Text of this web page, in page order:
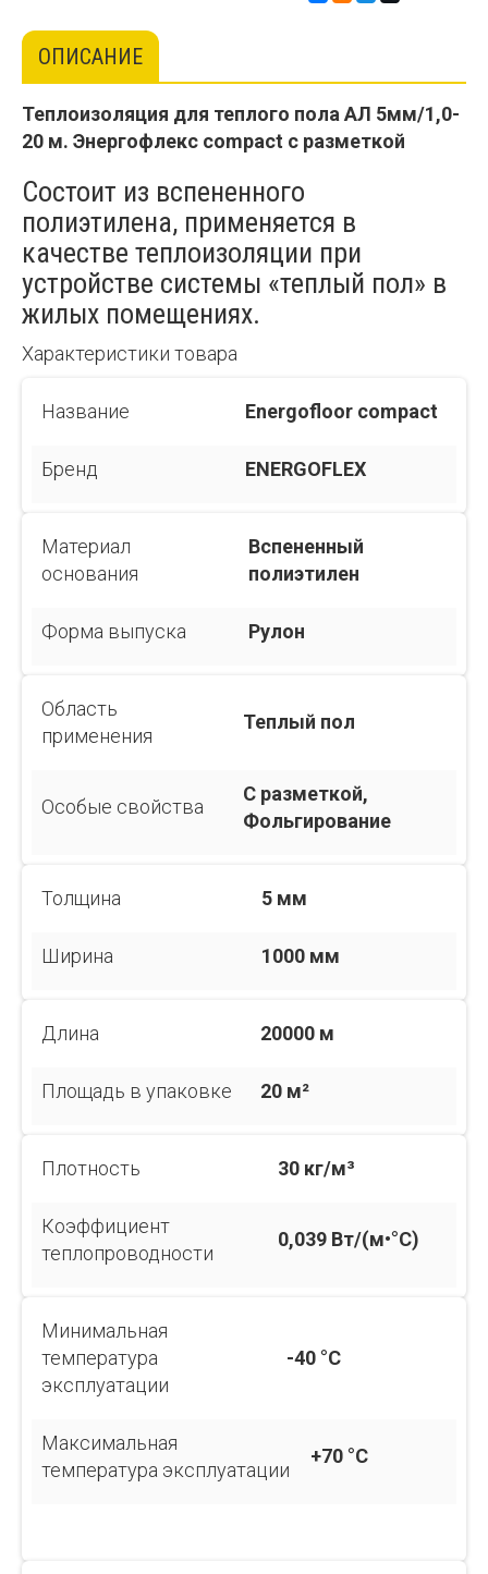
ОПИСАНИЕ
Теплоизоляция для теплого пола АЛ 5мм/1,0-
20 м. Энергофлекс compact с разметкой
Состоит из вспененного
полиэтилена, применяется в
качестве теплоизоляции при
устройстве системы «теплый пол» в
жилых помещениях.
Характеристики товара
Название Energofloor compact
Бренд ENERGOFLEX
Материал
основания
Вспененный
полиэтилен
Форма выпуска Рулон
Область
применения
Теплый пол
Особые свойства
С разметкой,
Фольгирование
Толщина 5 мм
Ширина 1000 мм
Длина 20000 м
Площадь в упаковке 20 м²
Плотность 30 кг/м³
Коэффициент
теплопроводности
0,039 Вт/(м•°С)
Минимальная
температура
эксплуатации
-40 °C
Максимальная
температура эксплуатации
+70 °C